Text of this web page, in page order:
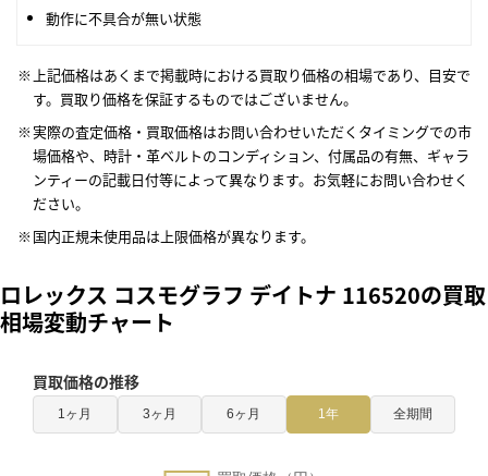
動作に不具合が無い状態
上記価格はあくまで掲載時における買取り価格の相場であり、目安で
す。買取り価格を保証するものではございません。
実際の査定価格・買取価格はお問い合わせいただくタイミングでの市
場価格や、時計・革ベルトのコンディション、付属品の有無、ギャラ
ンティーの記載日付等によって異なります。お気軽にお問い合わせく
ださい。
国内正規未使用品は上限価格が異なります。
ロレックス コスモグラフ デイトナ 116520の買取
相場変動チャート
買取価格の推移
1ヶ月 3ヶ月 6ヶ月 1年 全期間